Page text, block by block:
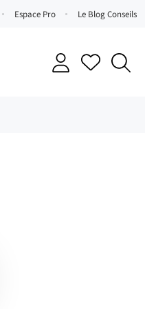
Espace Pro Le Blog Conseils